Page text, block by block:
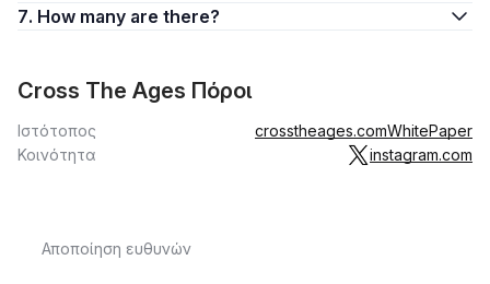
7. How many are there?
Cross The Ages Πόροι
Ιστότοπος crosstheages.comWhitePaper
Κοινότητα
instagram.com
Αποποίηση ευθυνών